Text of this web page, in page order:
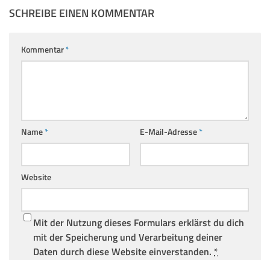
SCHREIBE EINEN KOMMENTAR
Kommentar*
Name* E-Mail-Adresse*
Website
Mit der Nutzung dieses Formulars erklärst du dich
mit der Speicherung und Verarbeitung deiner
Daten durch diese Website einverstanden. *